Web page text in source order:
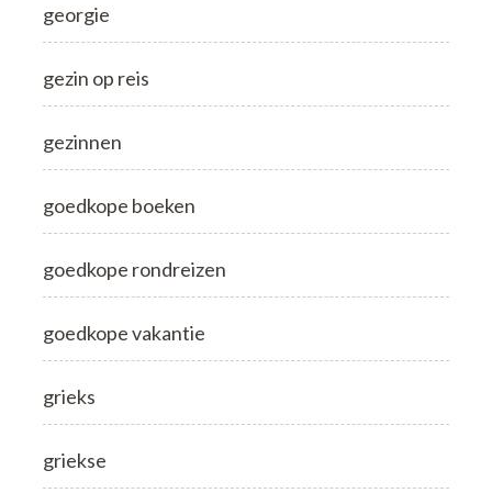
georgie
gezin op reis
gezinnen
goedkope boeken
goedkope rondreizen
goedkope vakantie
grieks
griekse